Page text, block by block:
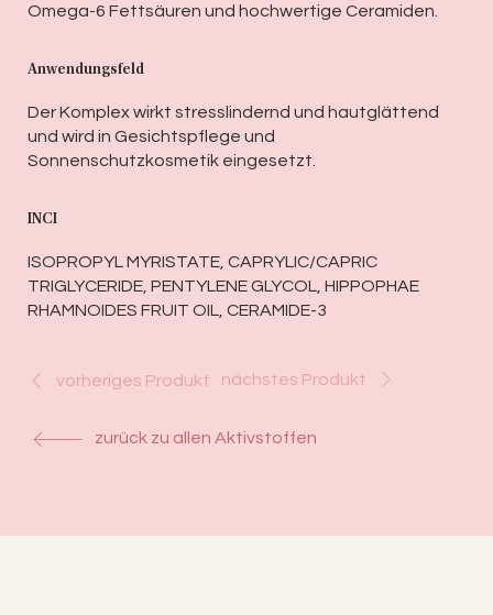
zurück zu allen Aktivstoffen
vorheriges Produkt nächstes Produkt
Omega-6 Fettsäuren und hochwertige Ceramiden.
Anwendungsfeld
Der Komplex wirkt stresslindernd und hautglättend
und wird in Gesichtspflege und
Sonnenschutzkosmetik eingesetzt.
INCI
ISOPROPYL MYRISTATE, CAPRYLIC/CAPRIC
TRIGLYCERIDE, PENTYLENE GLYCOL, HIPPOPHAE
RHAMNOIDES FRUIT OIL, CERAMIDE-3